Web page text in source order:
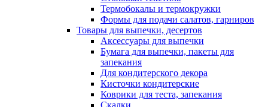
Термобокалы и термокружки
Формы для подачи салатов, гарниров
Товары для выпечки, десертов
Аксессуары для выпечки
Бумага для выпечки, пакеты для
запекания
Для кондитерского декора
Кисточки кондитерские
Коврики для теста, запекания
Скалки